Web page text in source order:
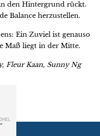
den Hintergrund rückt.
Balance herzustellen.
Ein Zuviel ist genauso
Maß liegt in der Mitte.
Fleur Kaan, Sunny Ng